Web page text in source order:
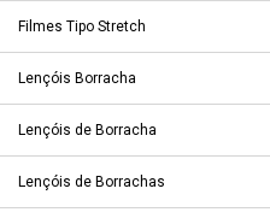
Filmes Tipo Stretch
Lençóis Borracha
Lençóis de Borracha
Lençóis de Borrachas